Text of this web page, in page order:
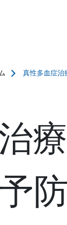
真性多血症治